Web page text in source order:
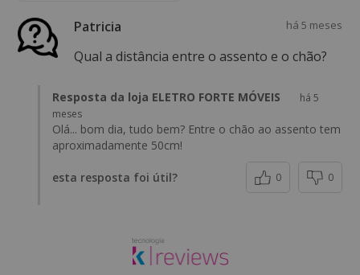
Patricia há 5 meses
Qual a distância entre o assento e o chão?
Resposta da loja ELETRO FORTE MÓVEIS
há 5
meses
Olá... bom dia, tudo bem? Entre o chão ao assento tem
aproximadamente 50cm!
esta resposta foi útil? 0 0